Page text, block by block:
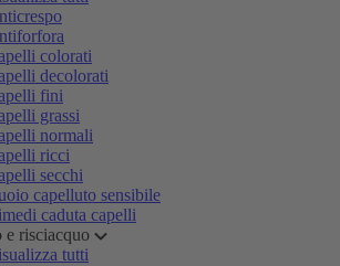
colorati
decolorati
fini
grassi
normali
ricci
secchi
capelluto sensibile
caduta capelli
e risciacquo
tutti